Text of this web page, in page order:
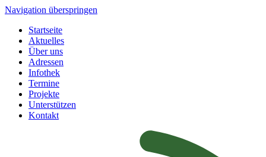
Navigation überspringen
Startseite
Aktuelles
Über uns
Adressen
Infothek
Termine
Projekte
Unterstützen
Kontakt